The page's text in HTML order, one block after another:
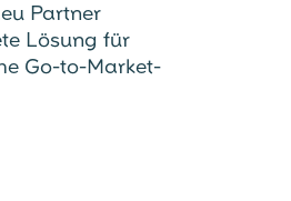
Partner
Lösung für
Go-to-Market-